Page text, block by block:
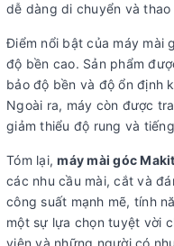
dễ dàng di chuyển và
Điểm nổi bật của máy mài
độ bền cao. Sản phẩm
bảo độ bền và độ ổn định
Ngoài ra, máy còn được
giảm thiểu độ rung và
Tóm lại,máy mài góc
các nhu cầu mài, cắt và
công suất mạnh mẽ, tính
một sự lựa chọn tuyệt vời